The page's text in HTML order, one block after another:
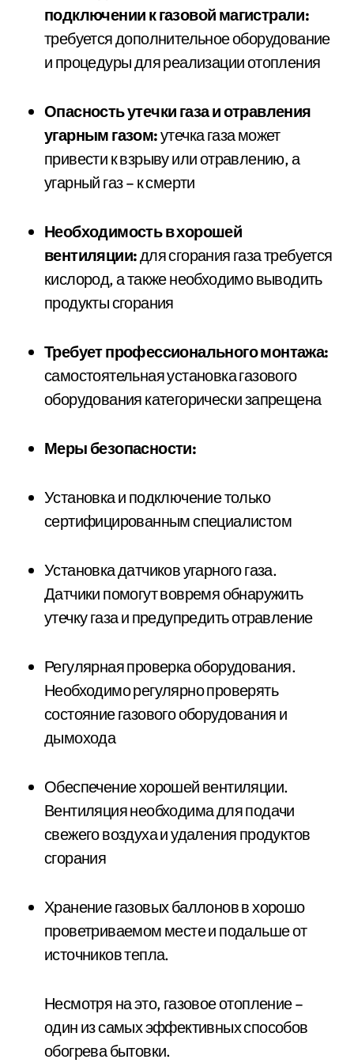
подключении к газовой магистрали:
требуется дополнительное оборудование
и процедуры для реализации отопления
Опасность утечки газа и отравления
угарным газом:утечка газа может
привести к взрыву или отравлению, а
угарный газ – к смерти
Необходимость в хорошей
вентиляции:для сгорания газа требуется
кислород, а также необходимо выводить
продукты сгорания
Требует профессионального монтажа:
самостоятельная установка газового
оборудования категорически запрещена
Меры безопасности:
Установка и подключение только
сертифицированным специалистом
Установка датчиков угарного газа.
Датчики помогут вовремя обнаружить
утечку газа и предупредить отравление
Регулярная проверка оборудования.
Необходимо регулярно проверять
состояние газового оборудования и
дымохода
Обеспечение хорошей вентиляции.
Вентиляция необходима для подачи
свежего воздуха и удаления продуктов
сгорания
Хранение газовых баллонов в хорошо
проветриваемом месте и подальше от
источников тепла.
Несмотря на это, газовое отопление –
один из самых эффективных способов
обогрева бытовки.